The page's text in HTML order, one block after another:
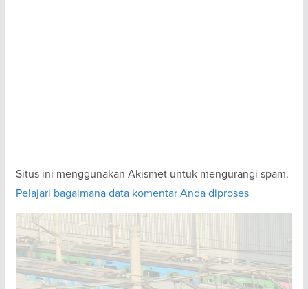
Situs ini menggunakan Akismet untuk mengurangi spam.
Pelajari bagaimana data komentar Anda diproses